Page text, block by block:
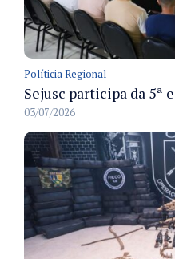
Políticia Regional
03/07/2026